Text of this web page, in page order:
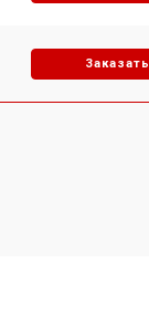
Заказать